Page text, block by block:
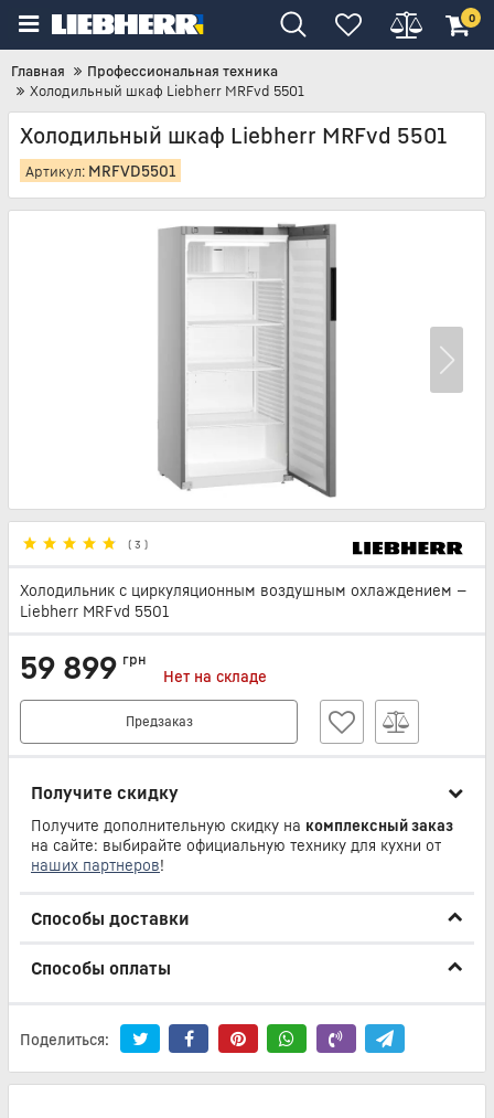
0
Главная
Профессиональная техника
Холодильный шкаф Liebherr MRFvd 5501
Холодильный шкаф Liebherr MRFvd 5501
Артикул: MRFVD5501
( 3 )
Холодильник с циркуляционным воздушным охлаждением —
Liebherr MRFvd 5501
59 899 грн
Нет на складе
Предзаказ
Получите скидку
Получите дополнительную скидку на комплексный заказ
на сайте: выбирайте официальную технику для кухни от
наших партнеров!
Способы доставки
Способы оплаты
Поделиться: